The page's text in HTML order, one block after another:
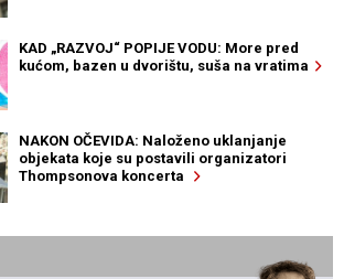
KAD „RAZVOJ“ POPIJE VODU: More pred
kućom, bazen u dvorištu, suša na vratima
NAKON OČEVIDA: Naloženo uklanjanje
objekata koje su postavili organizatori
Thompsonova koncerta